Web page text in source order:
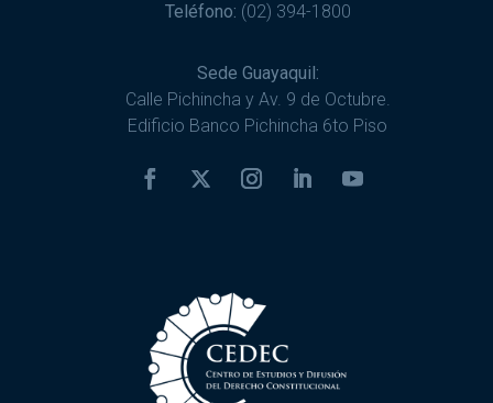
Teléfono: (02) 394-1800
Sede Guayaquil:
Calle Pichincha y Av. 9 de Octubre.
Edificio Banco Pichincha 6to Piso